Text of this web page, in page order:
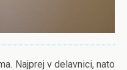
Najprej v delavnici, nato